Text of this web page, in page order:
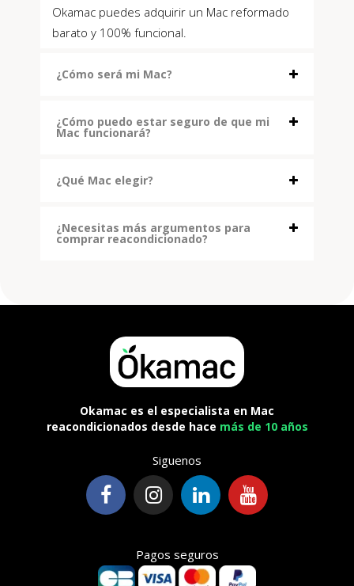
Okamac puedes adquirir un Mac reformado
barato y 100% funcional.
¿Cómo será mi Mac?
¿Cómo puedo estar seguro de que mi
Mac funcionará?
¿Qué Mac elegir?
¿Necesitas más argumentos para
comprar reacondicionado?
Okamac es el especialista en Mac
reacondicionados desde hace más de 10 años
Siguenos
Pagos seguros